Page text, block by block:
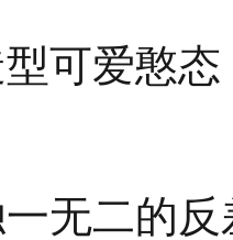
可爱憨
无二的